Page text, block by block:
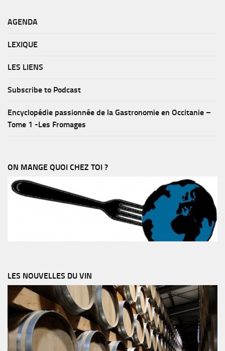
AGENDA
LEXIQUE
LES LIENS
Subscribe to Podcast
Encyclopédie passionnée de la Gastronomie en Occitanie –
Tome 1 -Les Fromages
ON MANGE QUOI CHEZ TOI ?
LES NOUVELLES DU VIN